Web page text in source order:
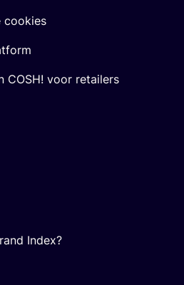
cookies
COSH! voor retailers
Index?